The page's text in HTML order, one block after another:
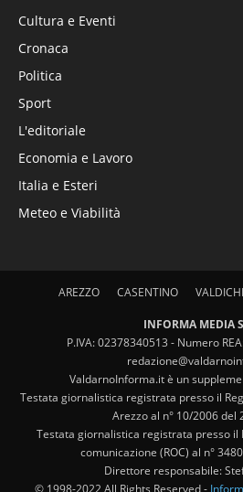
Cultura e Eventi
Cronaca
Politica
Sport
L'editoriale
Economia e Lavoro
Italia e Esteri
Meteo e Viabilità
AREZZO CASENTINO
INFORMA MEDIA
P.IVA: 02378340513 - Numero
ValdarnoInforma.it è un
Testata giornalistica registrata presso il
Arezzo al n° 10/2006 del
Testata giornalistica registrata presso il
comunicazione (ROC) al n°
Direttore responsabile:
© 1998-2022 All Rights Reserved -